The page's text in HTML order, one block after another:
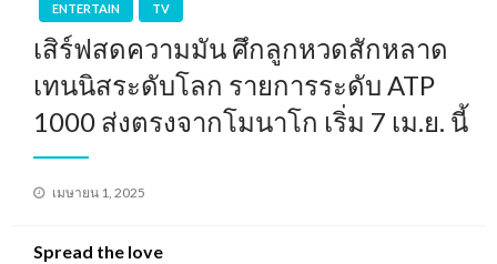
ENTERTAIN TV
เสิร์ฟสดความมัน ศึกลูกหวดสักหลาด
เทนนิสระดับโลก รายการระดับ ATP
1000 ส่งตรงจากโมนาโก เริ่ม 7 เม.ย. นี้
Posted
เมษายน 1, 2025
Spread the love